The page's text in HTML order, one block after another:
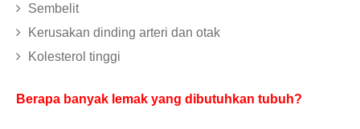
Sembelit
Kerusakan dinding arteri dan otak
Kolesterol tinggi
Berapa banyak lemak yang dibutuhkan tubuh?